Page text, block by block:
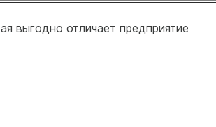
выгодно отличает предприятие